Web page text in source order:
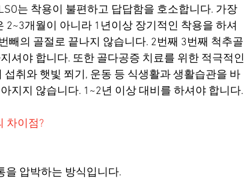
는 착용이 불편하고 답답함을 호소합니다. 가장
개월이 아니라 1년이상 장기적인 착용을 하셔
빼의 골절로 끝나지 않습니다. 2번째 3번째 척추골
셔야 합니다. 또한 골다공증 치료를 위한 적극적인
취와 햇빛 쬐기, 운동 등 식생활과 생활습관을 바
지지 않습니다. 1~2년 이상 대비를 하셔야 합니다.
차이점?
을 압박하는 방식입니다.